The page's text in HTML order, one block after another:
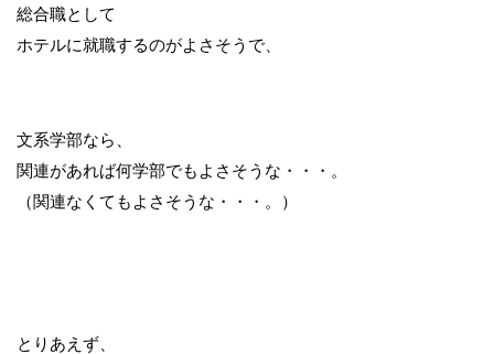
総合職として
ホテルに就職するのがよさそうで、
文系学部なら、
関連があれば何学部でもよさそうな・・・。
（関連なくてもよさそうな・・・。）
とりあえず、